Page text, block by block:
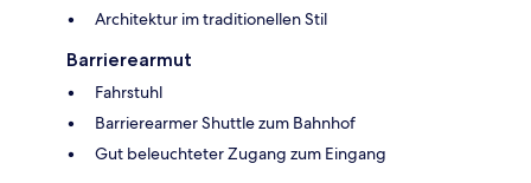
Architektur im traditionellen Stil
Barrierearmut
Fahrstuhl
Barrierearmer Shuttle zum Bahnhof
Gut beleuchteter Zugang zum Eingang